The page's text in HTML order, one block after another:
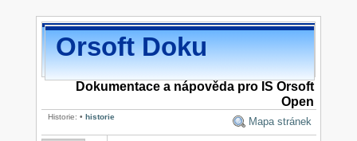
Orsoft Doku
Dokumentace a nápověda pro IS Orsoft
Open
Historie: • historie Mapa stránek